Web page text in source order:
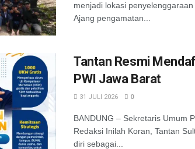
menjadi lokasi
Ajang pengamatan...
Tantan Resmi
PWI Jawa Barat
31 JULI 2026 0
BANDUNG – Sekretaris Umum
Redaksi Inilah Koran, Tantan
diri sebagai...